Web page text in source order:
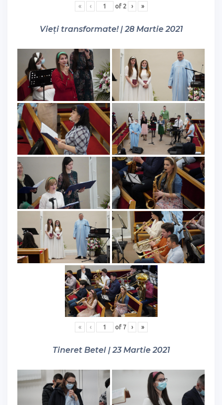
« ‹ of 2 › »
Vieți transformate! | 28 Martie 2021
« ‹ of 7 › »
Tineret Betel | 23 Martie 2021